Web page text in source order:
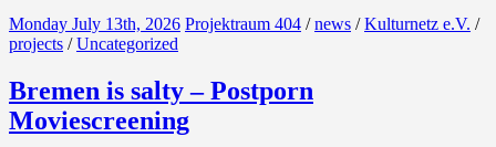
Monday July 13th, 2026 Projektraum 404 /news /Kulturnetz e.V. /
projects /Uncategorized
Bremen is salty – Postporn
Moviescreening